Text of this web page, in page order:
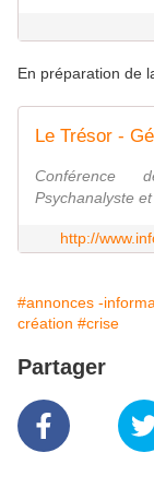
En préparation de
Le Trésor -
Conférence
Psychanalyste
http://
#annonces -
création #crise
Partager